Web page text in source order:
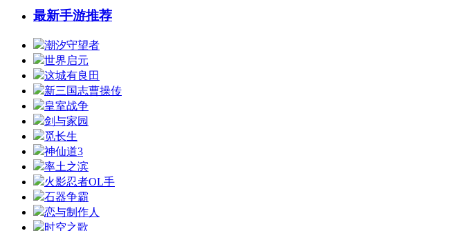
最新手游推荐
潮汐守望者
世界启元
这城有良田
新三国志曹操传
皇室战争
剑与家园
觅长生
神仙道3
率土之滨
火影忍者OL手
石器争霸
恋与制作人
时空之歌